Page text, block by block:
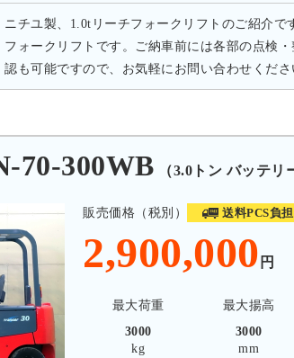
ニチユ製、1.0tリーチフォークリフトのご紹介で
フォークリフトです。ご納車前には各部の点検
認も可能ですので、お気軽にお問い合わせくださ
70-300WB （3.0トン バッテリ
販売価格（税別） 送料PCS負担
2,900,000 円
最大荷重 最大揚高
3000
kg
3000
mm